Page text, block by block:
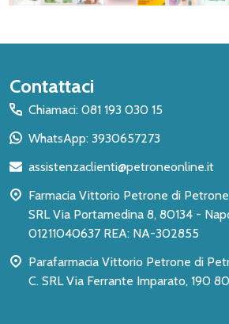
Inizio
del
piè
pagina
Contattaci
Chiamaci: 081 193 030 15
WhatsApp: 3930657273
assistenzaclienti@petroneonline.it
Farmacia Vittorio Petrone di
SRL Via Portamedina 8, 80134 - Napoli NA P.IVA:
01211040637 REA: NA-302855
Parafarmacia Vittorio Petrone di
C. SRL Via Ferrante Imparato, 190